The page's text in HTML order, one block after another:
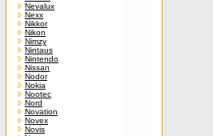
Nevalux
Nexx
Nikkor
Nikon
Nimzy
Nintaus
Nintendo
Nissan
Nodor
Nokia
Nootec
Nord
Novation
Novex
Novis